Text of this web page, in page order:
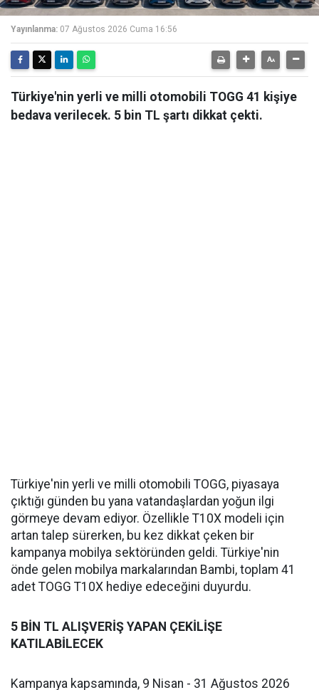
Yayınlanma: 07 Ağustos 2026 Cuma 16:56
Türkiye'nin yerli ve milli otomobili TOGG 41 kişiye
bedava verilecek. 5 bin TL şartı dikkat çekti.
Türkiye'nin yerli ve milli otomobili TOGG, piyasaya
çıktığı günden bu yana vatandaşlardan yoğun ilgi
görmeye devam ediyor. Özellikle T10X modeli için
artan talep sürerken, bu kez dikkat çeken bir
kampanya mobilya sektöründen geldi. Türkiye'nin
önde gelen mobilya markalarından Bambi, toplam 41
adet TOGG T10X hediye edeceğini duyurdu.
5 BİN TL ALIŞVERİŞ YAPAN ÇEKİLİŞE
KATILABİLECEK
Kampanya kapsamında, 9 Nisan - 31 Ağustos 2026